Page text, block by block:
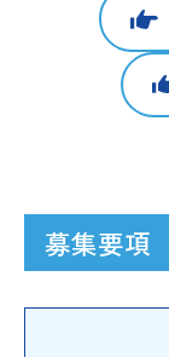
募集要項